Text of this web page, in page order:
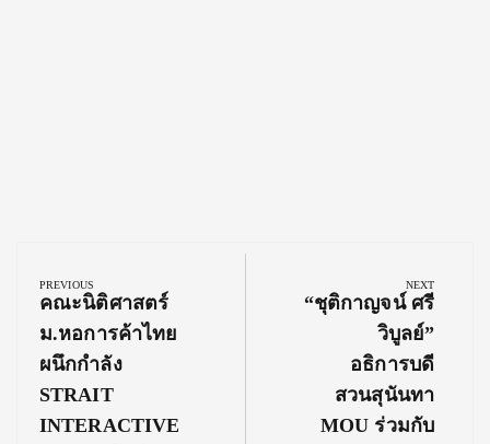
navigation
PREVIOUS
Previous
Post:
คณะนิติศาสตร์
ม.หอการค้าไทย
ผนึกกำลัง
STRAIT
INTERACTIVE
NEXT
Next
“ชุติกาญจน์ ศรี
วิบูลย์”
อธิการบดี
สวนสุนันทา
MOU ร่วมกับ